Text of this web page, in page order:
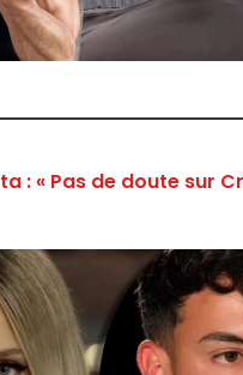
: « Pas de doute sur